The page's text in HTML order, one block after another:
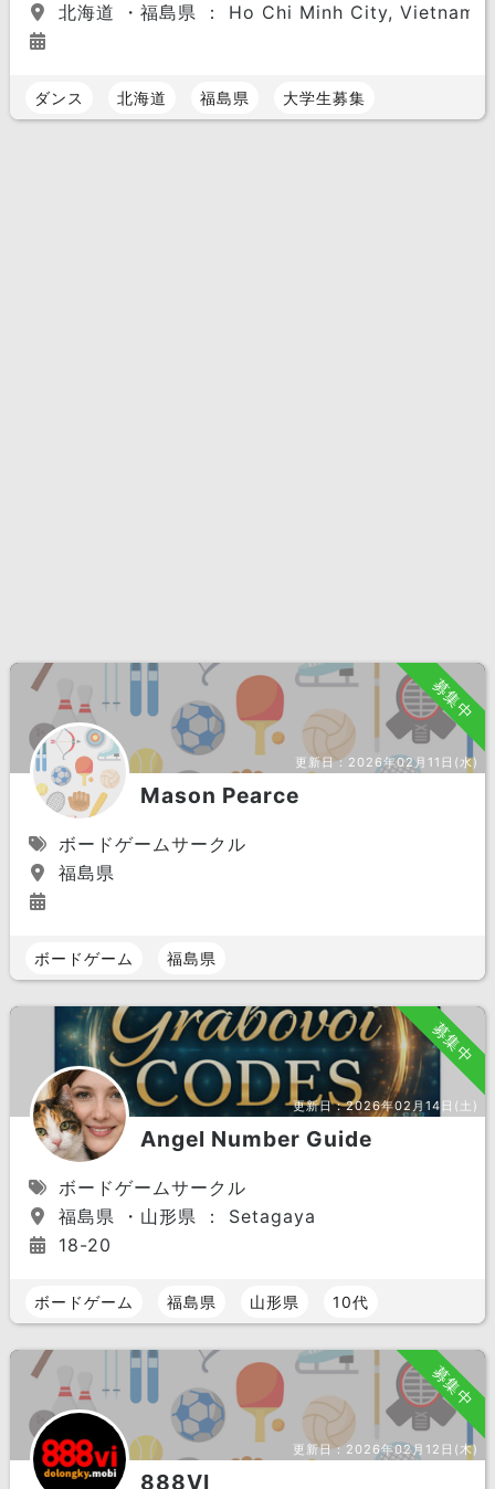
北海道 ・福島県 ： Ho Chi Minh City, Vietnam.
ダンス 北海道 福島県 大学生募集
募集中
更新日： 2026年02月11日(水)
Mason Pearce
ボードゲームサークル
福島県
ボードゲーム 福島県
募集中
更新日：2026年02月14日(土)
Angel Number Guide
ボードゲームサークル
福島県 ・山形県 ： Setagaya
18-20
ボードゲーム 福島県 山形県 10代
募集中
更新日： 2026年02月12日(木)
888VI